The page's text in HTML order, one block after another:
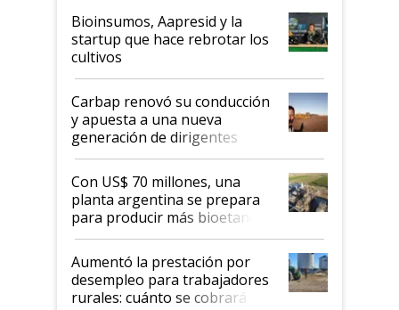
Bioinsumos, Aapresid y la
startup que hace rebrotar los
cultivos
Carbap renovó su conducción
y apuesta a una nueva
generación de dirigentes
rurales
Con US$ 70 millones, una
planta argentina se prepara
para producir más bioetanol
que nunca
Aumentó la prestación por
desempleo para trabajadores
rurales: cuánto se cobrará